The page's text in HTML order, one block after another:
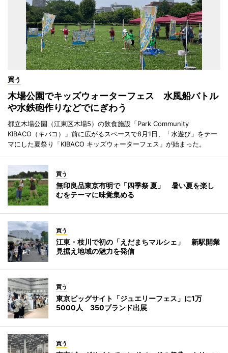
買う
木場公園でキッズウォーターフェス 水風船バトル
や水鉄砲作りなどでにぎわう
都立木場公園（江東区木場5）の飲食施設「Park Community
KIBACO（キバコ）」前に広がるスペースで8月1日、「水遊び」をテー
マにした夏祭り「KIBACO キッズウォーターフェス」が始まった。
買う
無印良品東京有明で「四季祭 夏」 暑い夏を楽し
むをテーマに味覚集める
買う
江東・枝川で初の「えだまちマルシェ」 新駅開業
見据え地域の魅力を発信
買う
東京ビッグサイト「ジュエリーフェス」に1万
5000人 350ブランド出展
買う